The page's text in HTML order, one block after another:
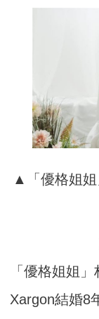
▲「優格姐姐
「優格姐姐
Xargon結婚8